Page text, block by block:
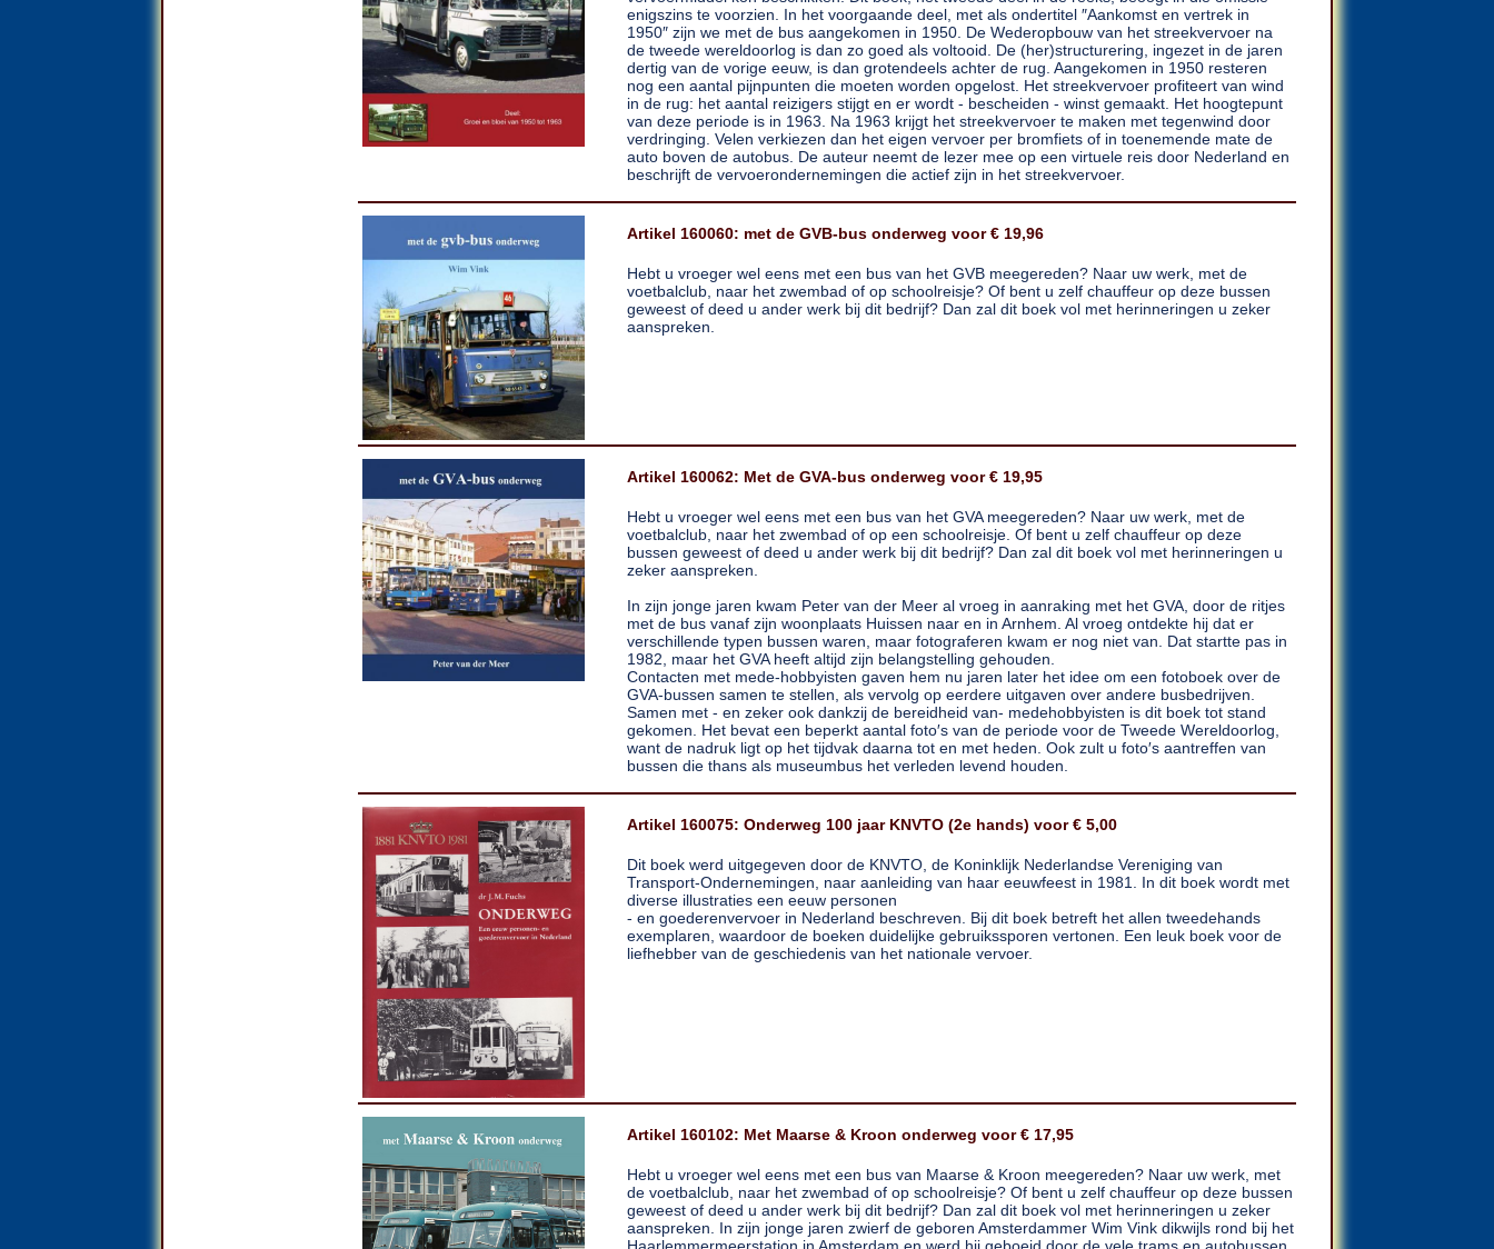
enigszins te voorzien. In het voorgaande deel, met als ondertitel ″Aankomst en vertrek in
1950″ zijn we met de bus aangekomen in 1950. De Wederopbouw van het streekvervoer na
de tweede wereldoorlog is dan zo goed als voltooid. De (her)structurering, ingezet in de jaren
dertig van de vorige eeuw, is dan grotendeels achter de rug. Aangekomen in 1950 resteren
nog een aantal pijnpunten die moeten worden opgelost. Het streekvervoer profiteert van wind
in de rug: het aantal reizigers stijgt en er wordt - bescheiden - winst gemaakt. Het hoogtepunt
van deze periode is in 1963. Na 1963 krijgt het streekvervoer te maken met tegenwind door
verdringing. Velen verkiezen dan het eigen vervoer per bromfiets of in toenemende mate de
auto boven de autobus. De auteur neemt de lezer mee op een virtuele reis door Nederland en
beschrijft de vervoerondernemingen die actief zijn in het streekvervoer.
Artikel 160060: met de GVB-bus onderweg voor € 19,96
Hebt u vroeger wel eens met een bus van het GVB meegereden? Naar uw werk, met de
voetbalclub, naar het zwembad of op schoolreisje? Of bent u zelf chauffeur op deze bussen
geweest of deed u ander werk bij dit bedrijf? Dan zal dit boek vol met herinneringen u zeker
aanspreken.
Artikel 160062: Met de GVA-bus onderweg voor € 19,95
Hebt u vroeger wel eens met een bus van het GVA meegereden? Naar uw werk, met de
voetbalclub, naar het zwembad of op een schoolreisje. Of bent u zelf chauffeur op deze
bussen geweest of deed u ander werk bij dit bedrijf? Dan zal dit boek vol met herinneringen u
zeker aanspreken.
In zijn jonge jaren kwam Peter van der Meer al vroeg in aanraking met het GVA, door de ritjes
met de bus vanaf zijn woonplaats Huissen naar en in Arnhem. Al vroeg ontdekte hij dat er
verschillende typen bussen waren, maar fotograferen kwam er nog niet van. Dat startte pas in
1982, maar het GVA heeft altijd zijn belangstelling gehouden.
Contacten met mede-hobbyisten gaven hem nu jaren later het idee om een fotoboek over de
GVA-bussen samen te stellen, als vervolg op eerdere uitgaven over andere busbedrijven.
Samen met - en zeker ook dankzij de bereidheid van- medehobbyisten is dit boek tot stand
gekomen. Het bevat een beperkt aantal foto′s van de periode voor de Tweede Wereldoorlog,
want de nadruk ligt op het tijdvak daarna tot en met heden. Ook zult u foto′s aantreffen van
bussen die thans als museumbus het verleden levend houden.
Artikel 160075: Onderweg 100 jaar KNVTO (2e hands) voor € 5,00
Dit boek werd uitgegeven door de KNVTO, de Koninklijk Nederlandse Vereniging van
Transport-Ondernemingen, naar aanleiding van haar eeuwfeest in 1981. In dit boek wordt met
diverse illustraties een eeuw personen
- en goederenvervoer in Nederland beschreven. Bij dit boek betreft het allen tweedehands
exemplaren, waardoor de boeken duidelijke gebruikssporen vertonen. Een leuk boek voor de
liefhebber van de geschiedenis van het nationale vervoer.
Artikel 160102: Met Maarse & Kroon onderweg voor € 17,95
Hebt u vroeger wel eens met een bus van Maarse & Kroon meegereden? Naar uw werk, met
de voetbalclub, naar het zwembad of op schoolreisje? Of bent u zelf chauffeur op deze bussen
geweest of deed u ander werk bij dit bedrijf? Dan zal dit boek vol met herinneringen u zeker
aanspreken. In zijn jonge jaren zwierf de geboren Amsterdammer Wim Vink dikwijls rond bij het
Haarlemmermeerstation in Amsterdam en werd hij geboeid door de vele trams en autobussen,